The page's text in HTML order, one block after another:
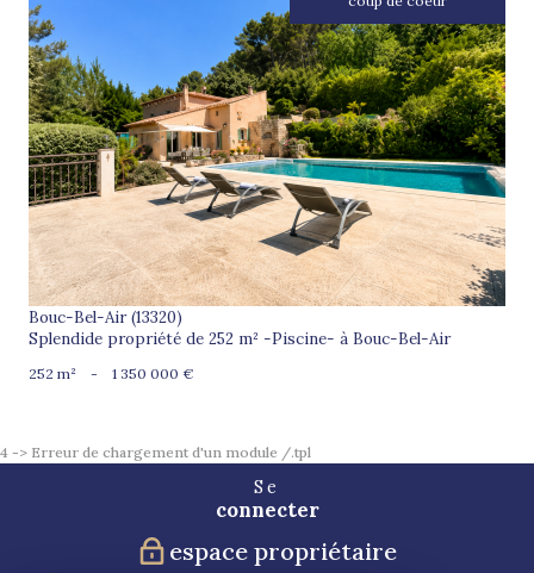
voir le bien
Bouc-Bel-Air (13320)
Splendide propriété de 252 m² -Piscine- à Bouc-Bel-Air
252 m² - 1 350 000 €
4 -> Erreur de chargement d'un module /.tpl
Se
connecter
espace propriétaire